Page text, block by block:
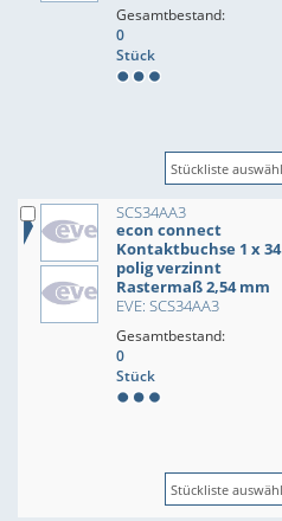
Gesamtbestand:
0
Stück
SCS34AA3
econ connect
Kontaktbuchse 1 x 34
polig verzinnt
Rastermaß 2,54 mm
EVE: SCS34AA3
Gesamtbestand:
0
Stück